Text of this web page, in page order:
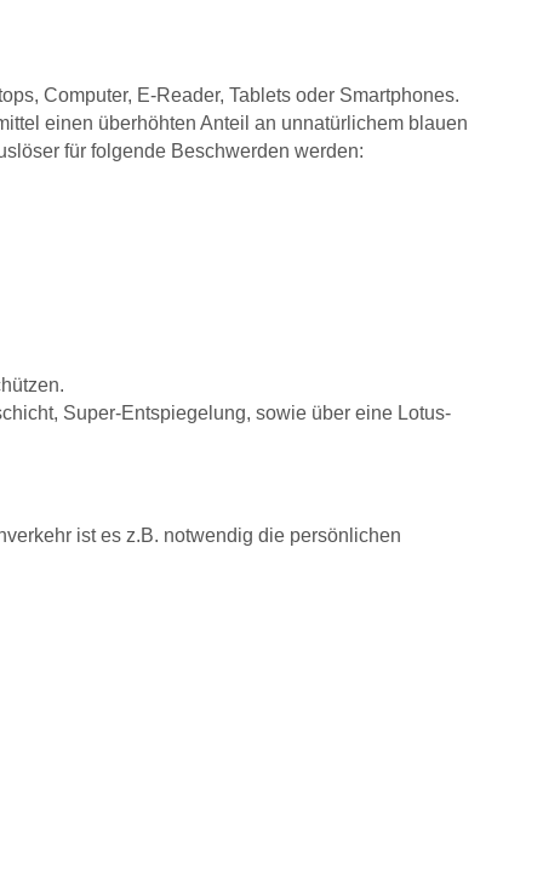
Computer, E-Reader, Tablets oder Smartphones.
einen überhöhten Anteil an unnatürlichem blauen
für folgende Beschwerden werden:
Super-Entspiegelung, sowie über eine Lotus-
ist es z.B. notwendig die persönlichen